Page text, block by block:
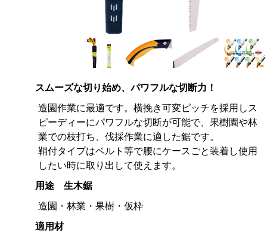
スムーズな切り始め、パワフルな切断力！
造園作業に最適です。横挽き可変ピッチを採用しス
ピーディーにパワフルな切断が可能で、果樹園や林
業での枝打ち、伐採作業に適した鋸です。
鞘付タイプはベルト等で腰にケースごと装着し使用
したい時に取り出して使えます。
用途 生木鋸
造園・林業・果樹・仮枠
適用材